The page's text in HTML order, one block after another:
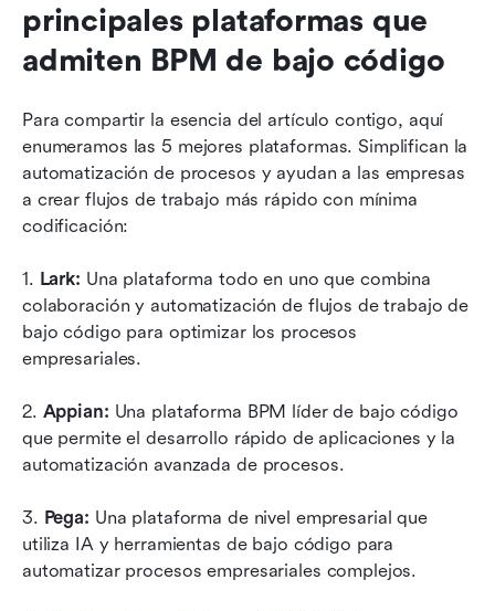
principales plataformas que
admiten BPM de bajo código
Para compartir la esencia del artículo contigo, aquí
enumeramos las 5 mejores plataformas. Simplifican la
automatización de procesos y ayudan a las empresas
a crear flujos de trabajo más rápido con mínima
codificación:
1. Lark: Una plataforma todo en uno que combina
colaboración y automatización de flujos de trabajo de
bajo código para optimizar los procesos
empresariales.
2. Appian: Una plataforma BPM líder de bajo código
que permite el desarrollo rápido de aplicaciones y la
automatización avanzada de procesos.
3. Pega: Una plataforma de nivel empresarial que
utiliza IA y herramientas de bajo código para
automatizar procesos empresariales complejos.